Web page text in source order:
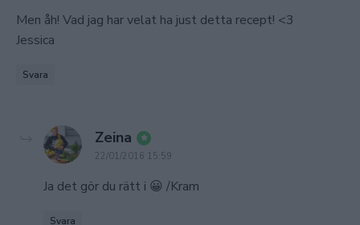
Men åh! Vad jag har velat ha just detta recept! <3
Jessica
Svara
Zeina says:
22/01/2016 15:59
Ja det gör du rätt i 😀 /Kram
Svara